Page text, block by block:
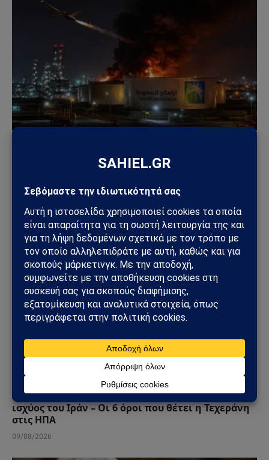
Χούθι χτύπησαν την ενεργειακή καρδιά της
διυλιστήριο της Aramco στην Τζαζάν
ΚΌΣΜΟΣ
Στενά του Ορμούζ: Το μεγάλο όπλο στρατηγικής
ισχύος του Ιράν – Οι 6 όροι που θέτει η Τεχεράνη
στις ΗΠΑ
09/08/2026